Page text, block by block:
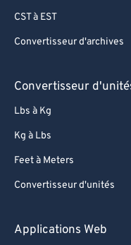
CST à EST
Convertisseur d'archives
Convertisseur
Lbs à Kg
Kg à Lbs
Feet à Meters
Convertisseur d'unités
Applications Web